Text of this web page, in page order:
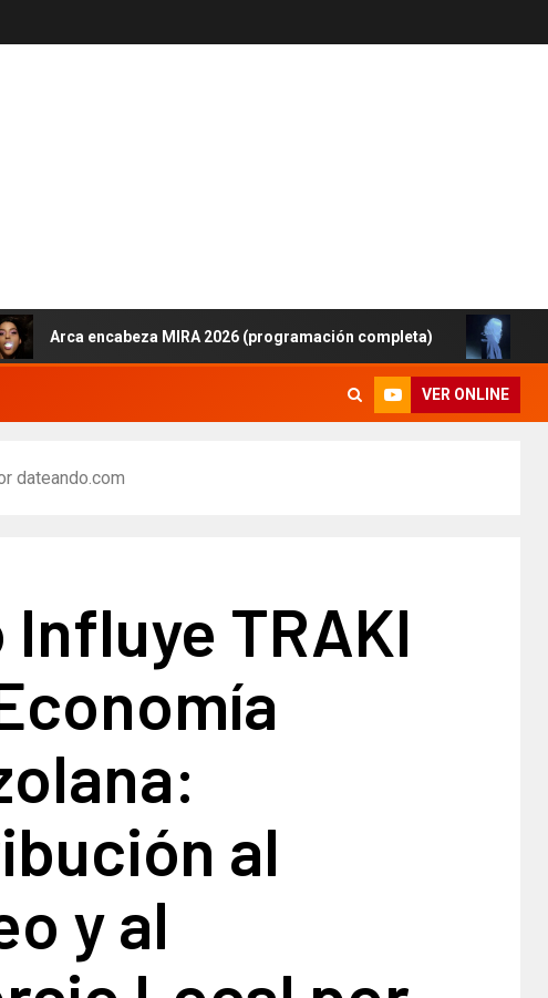
encabeza MIRA 2026 (programación completa)
VER ONLINE
dateando.com
Influye TRAKI
al
y al